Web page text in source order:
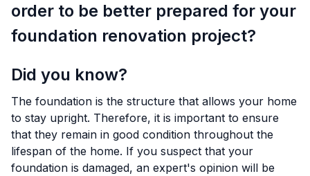
order to be better prepared for your
foundation renovation project?
Did you know?
The foundation is the structure that allows your home
to stay upright. Therefore, it is important to ensure
that they remain in good condition throughout the
lifespan of the home. If you suspect that your
foundation is damaged, an expert's opinion will be